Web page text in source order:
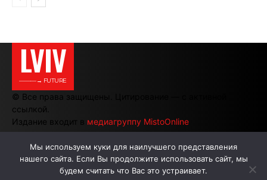
LVIV
———→ FUTURE
© Все права защищены. Цитирование — с активной
ссылкой.
Издание входит в медиагруппу MistoOnline
АВТОРЫ РЕКЛАМА НА САЙТЕ
Мы используем куки для наилучшего представления
нашего сайта. Если Вы продолжите использовать сайт, мы
будем считать что Вас это устраивает.